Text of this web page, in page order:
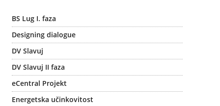
BS Lug I. faza
Designing dialogue
DV Slavuj
DV Slavuj II faza
eCentral Projekt
Energetska učinkovitost